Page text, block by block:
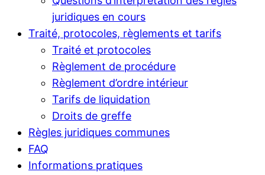
juridiques en cours
Traité, protocoles, règlements et tarifs
Traité et protocoles
Règlement de procédure
Règlement d’ordre intérieur
Tarifs de liquidation
Droits de greffe
Règles juridiques communes
FAQ
Informations pratiques